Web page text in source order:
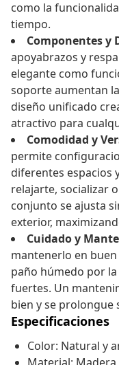
como la
tiempo.
Componentes y
apoyabrazos y
elegante como
soporte aumentan
diseño unificado
atractivo para
Comodidad y
permite
diferentes espacios
relajarte, socializar
conjunto se ajusta
exterior,
Cuidado y
mantenerlo en
paño húmedo por
fuertes. Un
bien y se prolongue
Especificaciones
Color: Natural y